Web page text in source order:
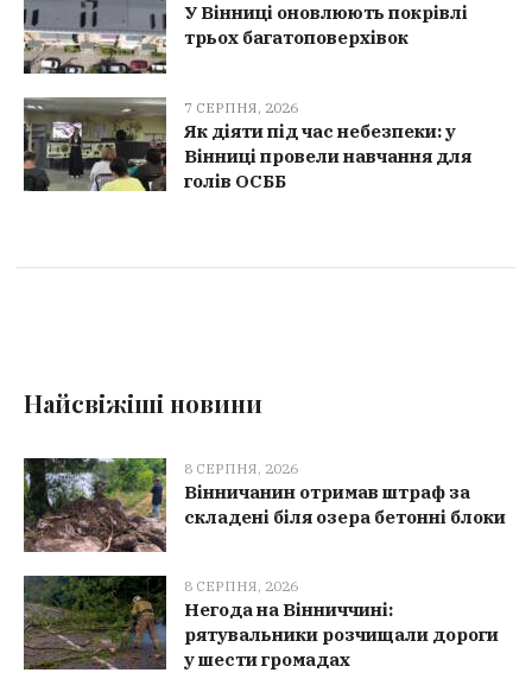
У Вінниці оновлюють покрівлі
трьох багатоповерхівок
7 СЕРПНЯ, 2026
Як діяти під час небезпеки: у
Вінниці провели навчання для
голів ОСББ
Найсвіжіші новини
8 СЕРПНЯ, 2026
Вінничанин отримав штраф за
складені біля озера бетонні блоки
8 СЕРПНЯ, 2026
Негода на Вінниччині:
рятувальники розчищали дороги
у шести громадах